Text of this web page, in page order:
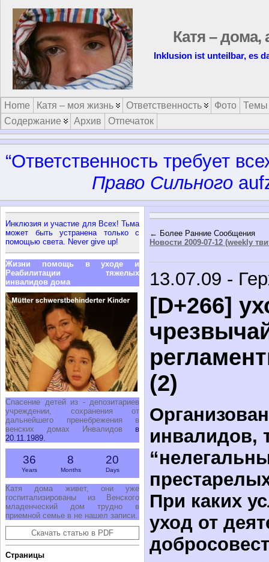
Катя – дома,
Inklusion ist unteilbar, es
Home Катя – моя жизнь Ответственность Фото
Темы
Содержание
Архив Отпечаток
“Ответственность требует
Право Сильного
Инклюзия и участие для Всех! Тьма
может быть устранена только с
помощью света. Never give up!
Жизни помощь в уходе и
Реабилитации тяжелых
инвалидов дома
Спасение детей из - депозитариев
учреждении, сохранения от
дальнейшего пренебрежения в
венских домах Инвалидов в
20.11.1989.
36
Years
8
Months
20
Days
Катя дома живет, они уже
госпитализированы из Венского
младенческий дом трудно в
приемной семье в не нашел записи.
Скачать статью в PDF
Страницы
← Более Ранние Сообщения
Новости 2009-07-12 (weekly
13.07.09 -
[D+266]
(2)
инвалидов,
При каких
уход от